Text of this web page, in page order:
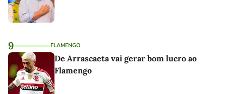
9 FLAMENGO
De Arrascaeta vai gerar bom lucro ao
Flamengo